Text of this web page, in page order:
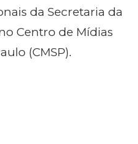
da Secretaria da
Centro de Mídias
(CMSP).